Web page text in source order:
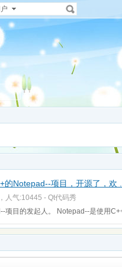
的Notepad--项目，开源了，欢 ..
人气:10445 - Qt代码秀
项目的发起人。 Notepad--是使用